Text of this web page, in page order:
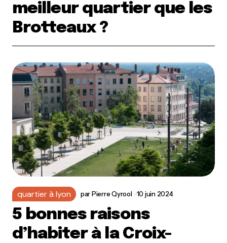
meilleur quartier que les
Brotteaux ?
quartier à lyon parPierre Qyrool 10 juin 2024
5 bonnes raisons
d’habiter à la Croix-